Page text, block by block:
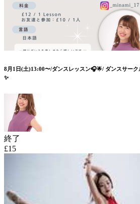
8月1日(土)13:00〜/ダンスレッスン🎧🌟/ ダンスサー
✨
終了
£15